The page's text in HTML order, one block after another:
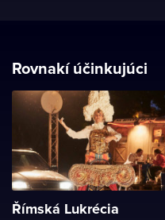
Rovnakí účinkujúci
Římská Lukrécia